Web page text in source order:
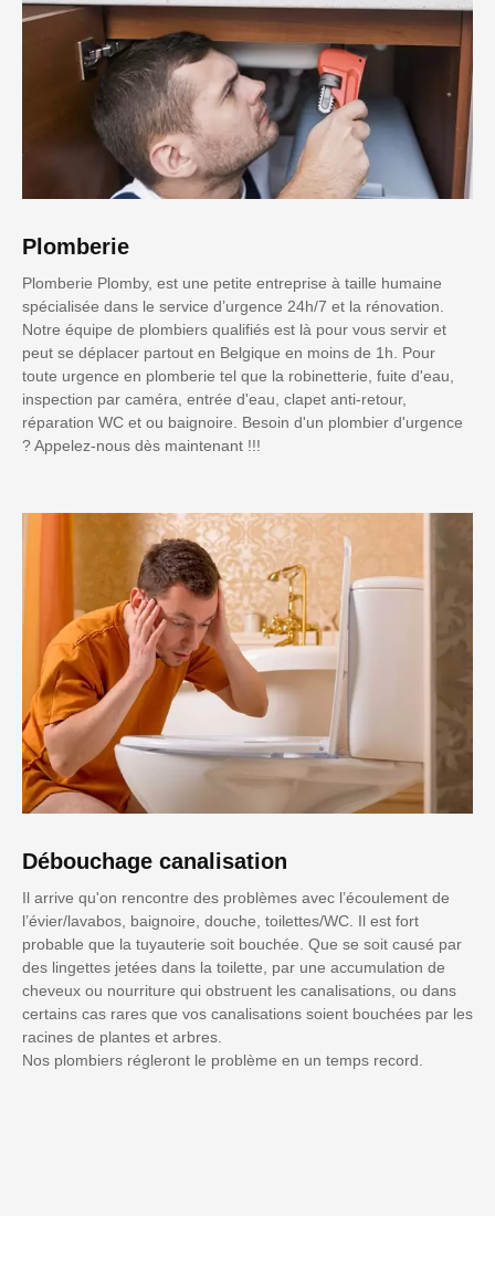
Plomberie
Plomberie Plomby, est une petite entreprise à taille humaine
spécialisée dans le service d’urgence 24h/7 et la rénovation.
Notre équipe de plombiers qualifiés est là pour vous servir et
peut se déplacer partout en Belgique en moins de 1h. Pour
toute urgence en plomberie tel que la robinetterie, fuite d'eau,
inspection par caméra, entrée d'eau, clapet anti-retour,
réparation WC et ou baignoire. Besoin d'un plombier d'urgence
? Appelez-nous dès maintenant !!!
Débouchage canalisation
Il arrive qu'on rencontre des problèmes avec l’écoulement de
l’évier/lavabos, baignoire, douche, toilettes/WC. Il est fort
probable que la tuyauterie soit bouchée. Que se soit causé par
des lingettes jetées dans la toilette, par une accumulation de
cheveux ou nourriture qui obstruent les canalisations, ou dans
certains cas rares que vos canalisations soient bouchées par les
racines de plantes et arbres.
Nos plombiers régleront le problème en un temps record.